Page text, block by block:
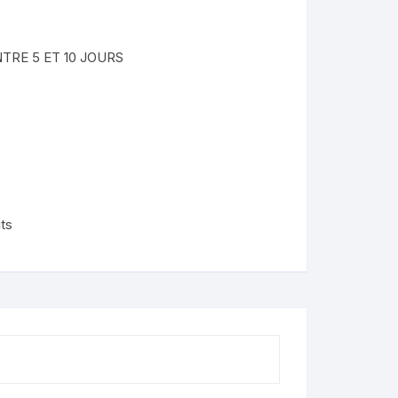
5 ET 10 JOURS